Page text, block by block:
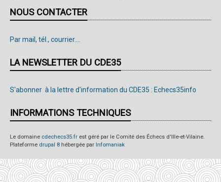
NOUS CONTACTER
Par mail, tél., courrier....
LA NEWSLETTER DU CDE35
S'abonner à la lettre d'information du CDE35 : Echecs35info
INFORMATIONS TECHNIQUES
Le domaine cdechecs35.fr est géré par le Comité des Échecs d'Ille-et-Vilaine.
Plateforme drupal 8 hébergée par Infomaniak